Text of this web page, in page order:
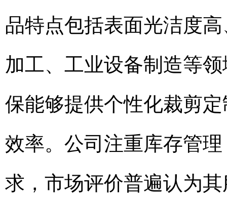
品特点包括表面光洁度
加工、工业设备制造等
保能够提供个性化裁剪
效率。公司注重库存管
求，市场评价普遍认为